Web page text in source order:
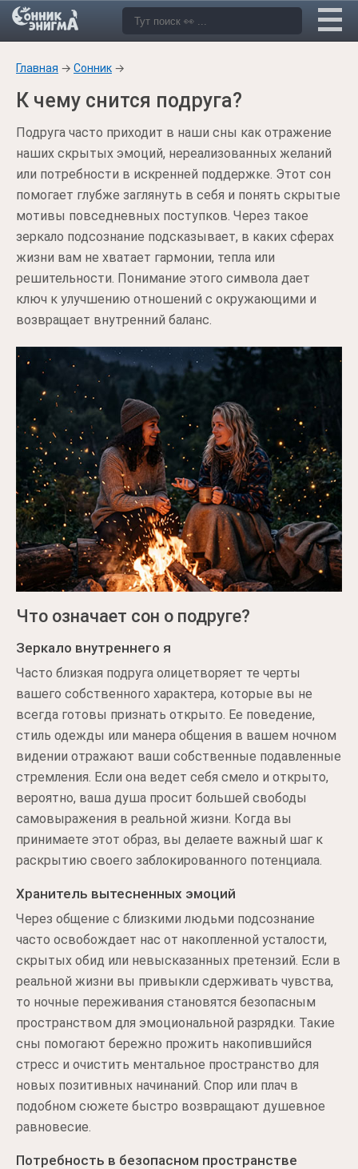
Главная → Сонник →
К чему снится подруга?
Подруга часто приходит в наши сны как отражение
наших скрытых эмоций, нереализованных желаний
или потребности в искренней поддержке. Этот сон
помогает глубже заглянуть в себя и понять скрытые
мотивы повседневных поступков. Через такое
зеркало подсознание подсказывает, в каких сферах
жизни вам не хватает гармонии, тепла или
решительности. Понимание этого символа дает
ключ к улучшению отношений с окружающими и
возвращает внутренний баланс.
Что означает сон о подруге?
Зеркало внутреннего я
Часто близкая подруга олицетворяет те черты
вашего собственного характера, которые вы не
всегда готовы признать открыто. Ее поведение,
стиль одежды или манера общения в вашем ночном
видении отражают ваши собственные подавленные
стремления. Если она ведет себя смело и открыто,
вероятно, ваша душа просит большей свободы
самовыражения в реальной жизни. Когда вы
принимаете этот образ, вы делаете важный шаг к
раскрытию своего заблокированного потенциала.
Хранитель вытесненных эмоций
Через общение с близкими людьми подсознание
часто освобождает нас от накопленной усталости,
скрытых обид или невысказанных претензий. Если в
реальной жизни вы привыкли сдерживать чувства,
то ночные переживания становятся безопасным
пространством для эмоциональной разрядки. Такие
сны помогают бережно прожить накопившийся
стресс и очистить ментальное пространство для
новых позитивных начинаний. Спор или плач в
подобном сюжете быстро возвращают душевное
равновесие.
Потребность в безопасном пространстве